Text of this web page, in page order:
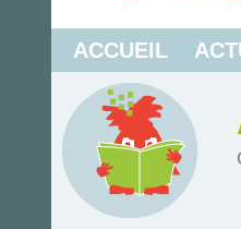
ACCUEIL